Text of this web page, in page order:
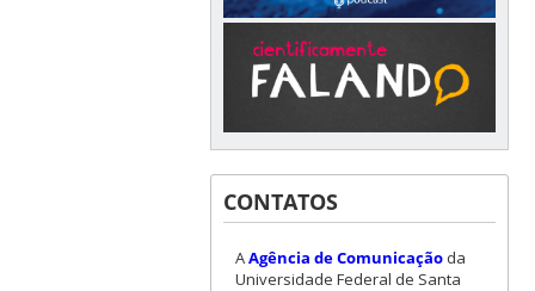
CONTATOS
AAgência de Comunicaçãoda
Universidade Federal de Santa